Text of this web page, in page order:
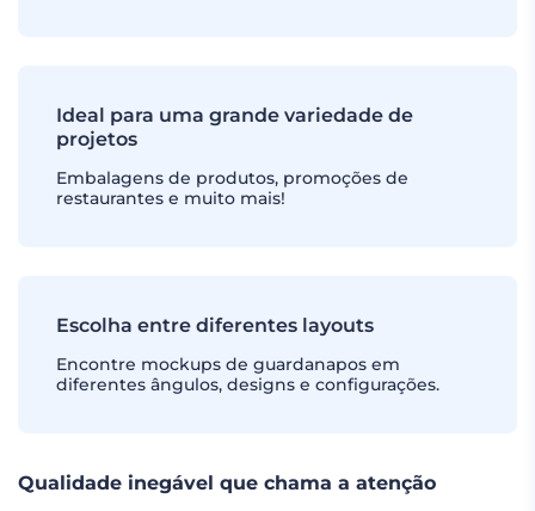
Ideal para uma grande variedade de
projetos
Embalagens de produtos, promoções de
restaurantes e muito mais!
Escolha entre diferentes layouts
Encontre mockups de guardanapos em
diferentes ângulos, designs e configurações.
Qualidade inegável que chama a atenção